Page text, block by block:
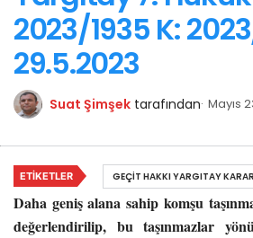
2023/1935 K:
29.5.2023
Suat Şimşek tarafından Mayıs
Daha geniş alana sahip komşu
değerlendirilip, bu taşınmazlar
ETIKETLER GEÇIT HAKKI YARGITAY